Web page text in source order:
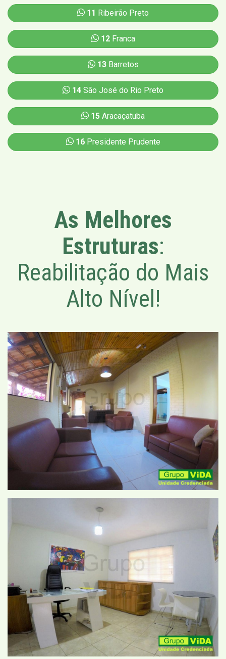
11 Ribeirão Preto
12Franca
13Barretos
14 São José do Rio Preto
15 Aracaçatuba
16Presidente Prudente
As Melhores
Estruturas:
Reabilitação do Mais
Alto Nível!